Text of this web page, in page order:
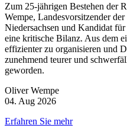
Zum 25-jährigen Bestehen der
Wempe, Landesvorsitzender
Niedersachsen und Kandidat
eine kritische Bilanz. Aus dem
effizienter zu organisieren und
zunehmend teurer und
geworden.
Oliver Wempe
04. Aug 2026
Erfahren Sie mehr